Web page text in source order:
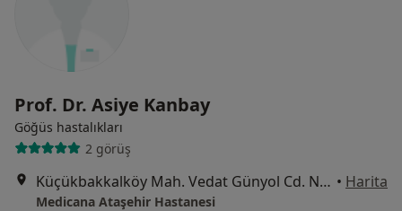
Prof. Dr. Asiye Kanbay
Göğüs hastalıkları
2 görüş
Küçükbakkalköy Mah. Vedat Günyol Cd. No:24, Ataşehir • Harita
Medicana Ataşehir Hastanesi